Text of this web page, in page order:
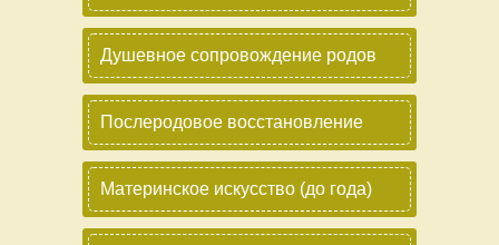
Душевное сопровождение родов
Послеродовое восстановление
Материнское искусство (до года)